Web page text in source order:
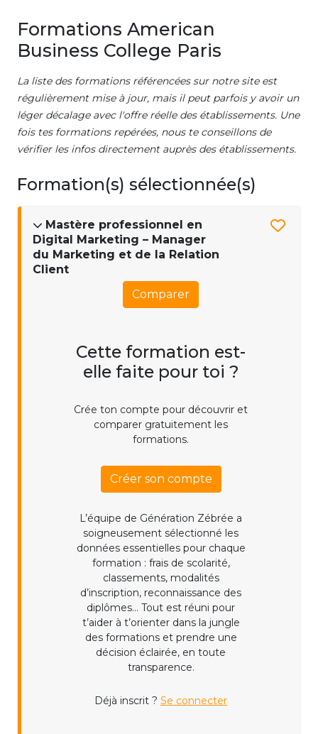
Formations American
Business College Paris
La liste des formations référencées sur notre site est
régulièrement mise à jour, mais il peut parfois y avoir un
léger décalage avec l'offre réelle des établissements. Une
fois tes formations repérées, nous te conseillons de
vérifier les infos directement auprès des établissements.
Formation(s) sélectionnée(s)
Mastère professionnel en
Digital Marketing – Manager
du Marketing et de la Relation
Client
Comparer
Cette formation est-
elle faite pour toi ?
Crée ton compte pour découvrir et
comparer gratuitement les
formations.
Créer son compte
L’équipe de Génération Zébrée a
soigneusement sélectionné les
données essentielles pour chaque
formation : frais de scolarité,
classements, modalités
d’inscription, reconnaissance des
diplômes... Tout est réuni pour
t’aider à t’orienter dans la jungle
des formations et prendre une
décision éclairée, en toute
transparence.
Déjà inscrit ? Se connecter